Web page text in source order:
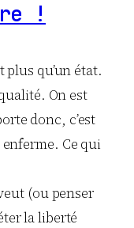
!
qu’un état.
On est
donc, c’est
Ce qui
(ou penser
la liberté